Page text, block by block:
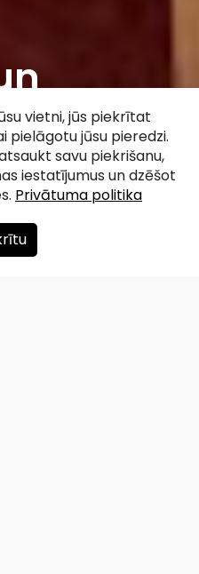
veikals
Share
vietni, jūs piekrītat
pielāgotu jūsu pieredzi.
savu piekrišanu,
iestatījumus un dzēšot
Privātuma politika